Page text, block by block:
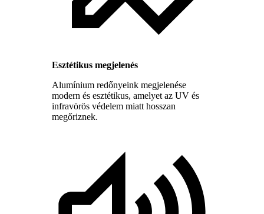
Esztétikus megjelenés
Alumínium redőnyeink megjelenése
modern és esztétikus, amelyet az UV és
infravörös védelem miatt hosszan
megőriznek.